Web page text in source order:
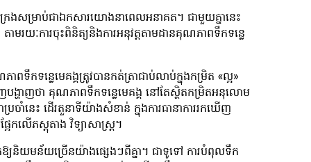
រងសម្រាប់ជាឯកសារយោងនាពេលអនាគត។ ជាមួយគ្នានេះ
តាមរយៈការចុះពិនិត្យនិងការអនុវត្តតាមដានគុណភាពទឹកទន្លេ
កទន្លេមេគង្គត្រូវបានកត់ត្រាជាប់លាប់ក្នុងកម្រិត «ល្អ»
ហាញថា គុណភាពទឹកទន្លេមេគង្គ នៅតែស្ថិតកម្រិតអនុលោម
ាំនេះ ដើរតួនាទីយ៉ាងសំខាន់ ក្នុងការធានាការរកឃើញ
លើភស្តុតាង វិទ្យាសាស្រ្ត។
ឱ្យនិយមន័យច្រើនយ៉ាងផ្សេងៗពីគ្នា។ ជាទូទៅ ការបំពុលទឹក